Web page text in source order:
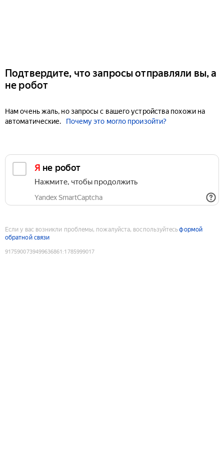
Подтвердите, что запросы отправляли вы, а
не робот
Нам очень жаль, но запросы с вашего устройства похожи на
автоматические.
Почему это могло произойти?
Я не робот
Нажмите, чтобы продолжить
Yandex SmartCaptcha
Если у вас возникли проблемы, пожалуйста, воспользуйтесьформой
обратной связи
9175900739499636861 :1785999017